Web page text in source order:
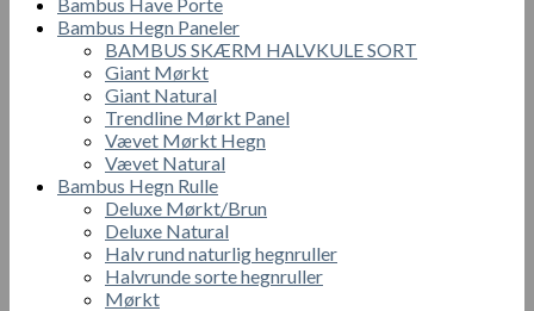
Bambus Have Porte
Bambus Hegn Paneler
BAMBUS SKÆRM HALVKULE SORT
Giant Mørkt
Giant Natural
Trendline Mørkt Panel
Vævet Mørkt Hegn
Vævet Natural
Bambus Hegn Rulle
Deluxe Mørkt/Brun
Deluxe Natural
Halv rund naturlig hegnruller
Halvrunde sorte hegnruller
Mørkt